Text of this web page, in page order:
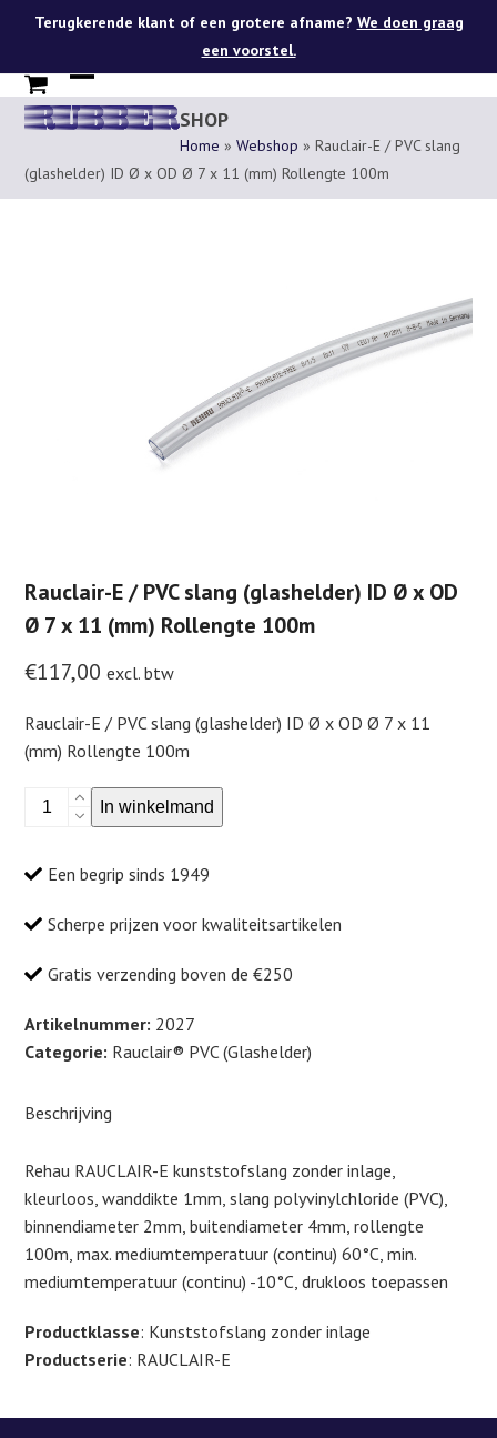
content
Terugkerende klant of een grotere afname? We doen graag
een voorstel.
Open
mobile
Close
mobile
SHOP
Home »Webshop »Rauclair-E / PVC slang
(glashelder) ID Ø x OD Ø 7 x 11 (mm) Rollengte 100m
Rauclair-E / PVC slang (glashelder) ID Ø x OD
Ø 7 x 11 (mm) Rollengte 100m
€117,00 excl. btw
Rauclair-E / PVC slang (glashelder) ID Ø x OD Ø 7 x 11
(mm) Rollengte 100m
Rauclair-
PVC
(glashelder)
ID
x
OD
7
11
(mm)
Rollengte
100m
aantal
In winkelmand
Een begrip sinds 1949
Scherpe prijzen voor kwaliteitsartikelen
Gratis verzending boven de €250
Artikelnummer: 2027
Categorie: Rauclair® PVC (Glashelder)
Beschrijving
Rehau RAUCLAIR-E kunststofslang zonder inlage,
kleurloos, wanddikte 1mm, slang polyvinylchloride (PVC),
binnendiameter 2mm, buitendiameter 4mm, rollengte
100m, max. mediumtemperatuur (continu) 60°C, min.
mediumtemperatuur (continu) -10°C, drukloos toepassen
Productklasse: Kunststofslang zonder inlage
Productserie: RAUCLAIR-E